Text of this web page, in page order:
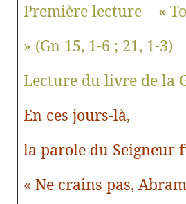
Première lecture
«
» (Gn 15, 1-6 ; 21, 1-3)
Lecture du livre de la
En ces jours-là,
la parole du Seigneur
« Ne crains pas,